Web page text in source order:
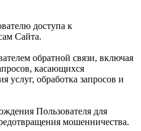
доступа к
Сайта.
обратной связи, включая
касающихся
услуг, обработка запросов и
Пользователя для
мошенничества.